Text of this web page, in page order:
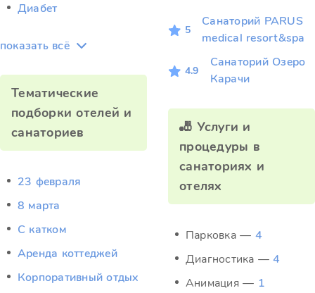
Диабет
показать всё
Тематические
подборки отелей и
санаториев
23 февраля
8 марта
C катком
Аренда коттеджей
Корпоративный отдых
5
Санаторий PARUS
medical resort&spa
4.9
Санаторий Озеро
Карачи
🎳 Услуги и
процедуры в
санаториях и
отелях
Парковка — 4
Диагностика —4
Анимация — 1